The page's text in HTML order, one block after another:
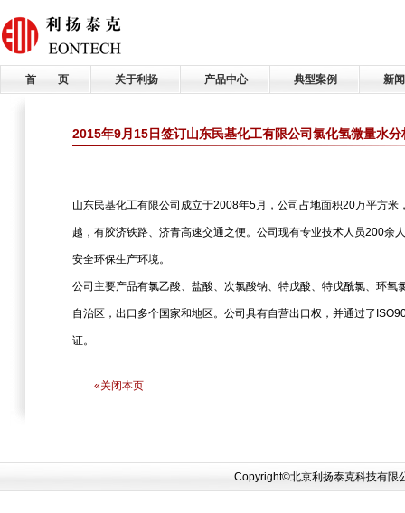
首 页 关于利扬 产品中心 典型案例 新
2015年9月15日签订山东民基化工有限公司氯化氢微量水
山东民基化工有限公司成立于2008年5月，公司占地面积20万平方
越，有胶济铁路、济青高速交通之便。公司现有专业技术人员200余
安全环保生产环境。
公司主要产品有氯乙酸、盐酸、次氯酸钠、特戊酸、特戊酰氯、环
自治区，出口多个国家和地区。公司具有自营出口权，并通过了
证。
«关闭本页
Copyright©北京利扬泰克科技有限